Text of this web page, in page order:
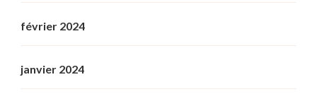
février 2024
janvier 2024